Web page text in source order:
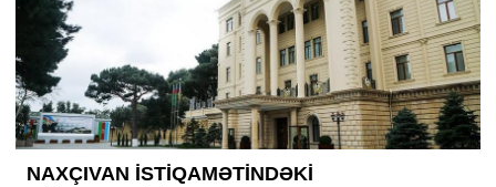
NAXÇIVAN İSTİQAMƏTİNDƏKİ